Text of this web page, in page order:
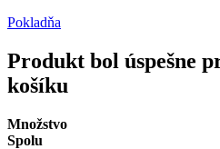
Pokladňa
Produkt bol úspešne
košíku
Množstvo
Spolu